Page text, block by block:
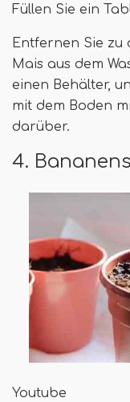
Füllen Sie ein
Entfernen Sie zu
Mais aus dem
einen Behälter,
mit dem Boden
darüber.
4.
Youtube